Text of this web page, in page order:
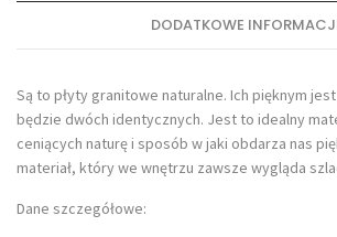
DODATKOWE
Są to płyty granitowe naturalne. Ich pięknym
będzie dwóch identycznych. Jest to idealny
ceniących naturę i sposób w jaki obdarza nas
materiał, który we wnętrzu zawsze wygląda
Dane szczegółowe: